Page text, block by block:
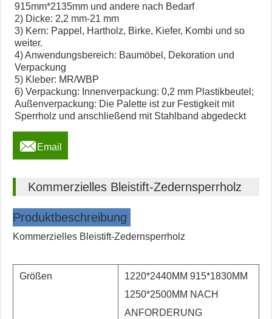
915mm*2135mm und andere nach Bedarf
2) Dicke: 2,2 mm-21 mm
3) Kern: Pappel, Hartholz, Birke, Kiefer, Kombi und so
weiter.
4) Anwendungsbereich: Baumöbel, Dekoration und
Verpackung
5) Kleber: MR/WBP
6) Verpackung: Innenverpackung: 0,2 mm Plastikbeutel;
Außenverpackung: Die Palette ist zur Festigkeit mit
Sperrholz und anschließend mit Stahlband abgedeckt
 Email
Kommerzielles Bleistift-Zedernsperrholz
Produktbeschreibung
Kommerzielles Bleistift-Zedernsperrholz
Größen
1220*2440MM 915*1830MM
1250*2500MM NACH
ANFORDERUNG